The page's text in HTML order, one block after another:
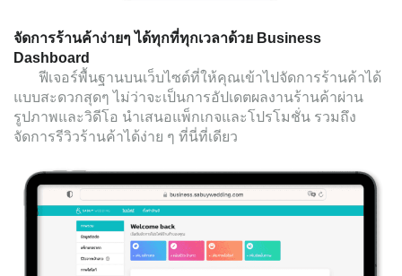
จัดการร้านค้าง่ายๆ ได้ทุกที่ทุกเวลาด้วย Business
Dashboard
ฟีเจอร์พื้นฐานบนเว็บไซต์ที่ให้คุณเข้าไปจัดการร้านค้าได้
แบบสะดวกสุดๆ ไม่ว่าจะเป็นการอัปเดตผลงานร้านค้าผ่าน
รูปภาพและวิดีโอ นำเสนอแพ็กเกจและโปรโมชั่น รวมถึง
จัดการรีวิวร้านค้าได้ง่าย ๆ ที่นี่ที่เดียว